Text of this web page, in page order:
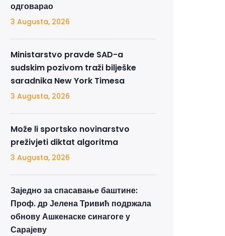
одговарао
3 Augusta, 2026
Ministarstvo pravde SAD-a
sudskim pozivom traži bilješke
saradnika New York Timesa
3 Augusta, 2026
Može li sportsko novinarstvo
preživjeti diktat algoritma
3 Augusta, 2026
Заједно за спасавање баштине:
Проф. др Јелена Тривић подржала
обнову Ашкенаске синагоге у
Сарајеву